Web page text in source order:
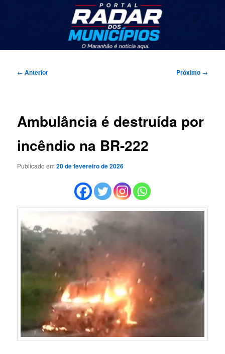
Radar dos Municípios
Seu portal de noticias
Navegação
← Anterior Próximo →
Ambulância é destruída por
incêndio na BR-222
Publicado em20 de fevereiro de 2026